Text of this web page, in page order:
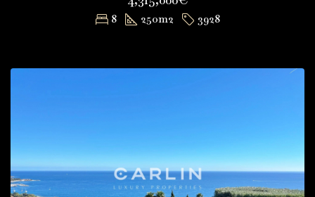
8 250m2 3928